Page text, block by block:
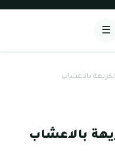
☰
بالاعشاب
بالاعشاب